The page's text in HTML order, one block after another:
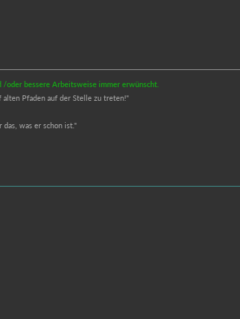
bessere Arbeitsweise immer erwünscht.
alten Pfaden auf der Stelle zu treten!"
was er schon ist."